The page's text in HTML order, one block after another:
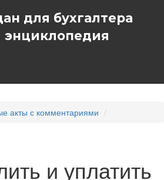
для бухгалтера
энциклопедия
акты с комментариями
и уплатить